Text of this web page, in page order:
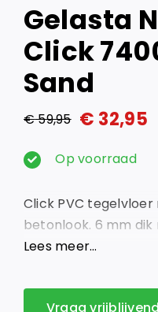
Gelasta
Click
Sand
€59,95
Oorspronkelijke
prijs
€ 59,95.
€ 32,95
Huidige
prijs
€ 32,95.
Op voorraad
Click PVC
betonlook. 6 mm
matte afwerking en
Lees meer…
Vraag